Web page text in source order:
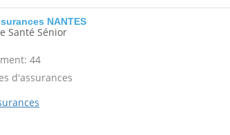
NANTES
Santé Sénior
44
d'assurances